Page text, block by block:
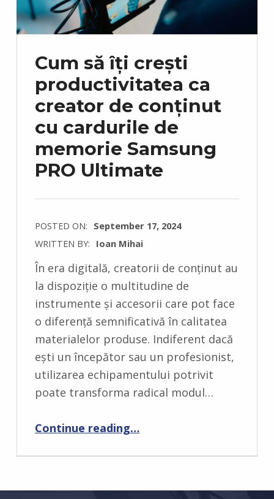
Cum să îți crești
productivitatea ca
creator de conținut
cu cardurile de
memorie Samsung
PRO Ultimate
POSTED ON: September 17, 2024
WRITTEN BY: Ioan Mihai
C
O
M
0
În era digitală, creatorii de conținut au
la dispoziție o multitudine de
instrumente și accesorii care pot face
o diferență semnificativă în calitatea
materialelor produse. Indiferent dacă
ești un începător sau un profesionist,
utilizarea echipamentului potrivit
poate transforma radical modul…
Continue reading“Cum să îți crești productivitatea ca creator de conținut cu cardurile de memorie Samsung PRO Ultimate”
…